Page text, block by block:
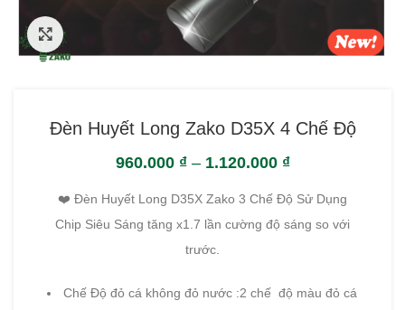
Click to enlarge
Đèn Huyết Long Zako D35X 4 Chế Độ
960.000 ₫– 1.120.000 ₫
❤️ Đèn Huyết Long D35X Zako 3 Chế Độ Sử Dụng
Chip Siêu Sáng tăng x1.7 lần cường độ sáng so với
trước.
Chế Độ đỏ cá không đỏ nước :2 chế độ màu đỏ cá